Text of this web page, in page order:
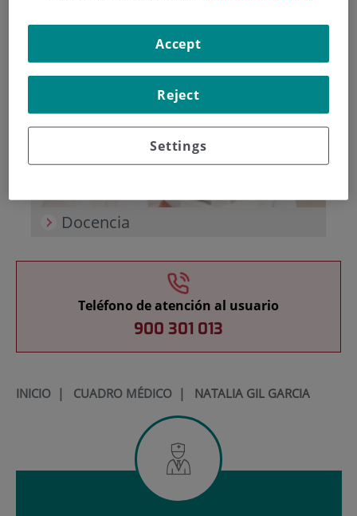
Investigación
Docencia
Teléfono de atención al usuario
900 301 013
INICIO| CUADRO MÉDICO| NATALIA GIL GARCIA
Settings
Reject
Accept